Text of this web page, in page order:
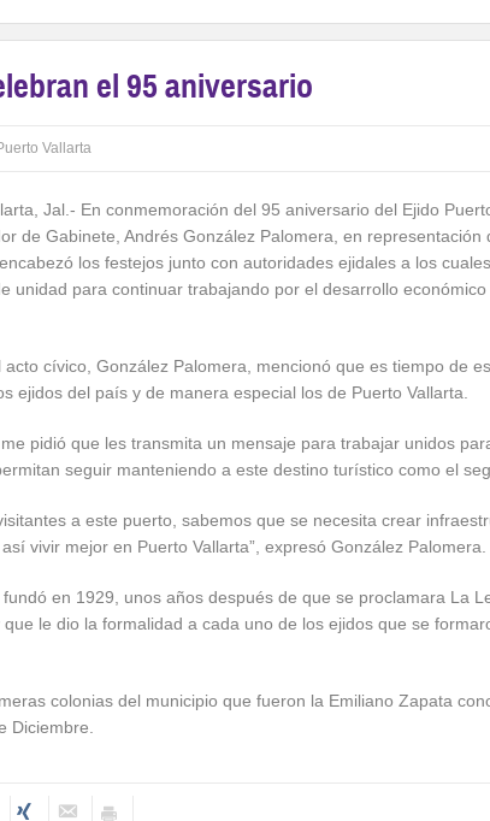
el 95 aniversario
Vallarta
Jal.- En conmemoración del 95 aniversario del Ejido
de Gabinete, Andrés González Palomera, en representación
los festejos junto con autoridades ejidales a los
unidad para continuar trabajando por el desarrollo
acto cívico, González Palomera, mencionó que es tiempo de
ejidos del país y de manera especial los de Puerto Vallarta.
pidió que les transmita un mensaje para trabajar unidos
seguir manteniendo a este destino turístico como el
a este puerto, sabemos que se necesita crear
vivir mejor en Puerto Vallarta”, expresó González Palomera.
en 1929, unos años después de que se proclamara La
le dio la formalidad a cada uno de los ejidos que se
colonias del municipio que fueron la Emiliano Zapata
Diciembre.